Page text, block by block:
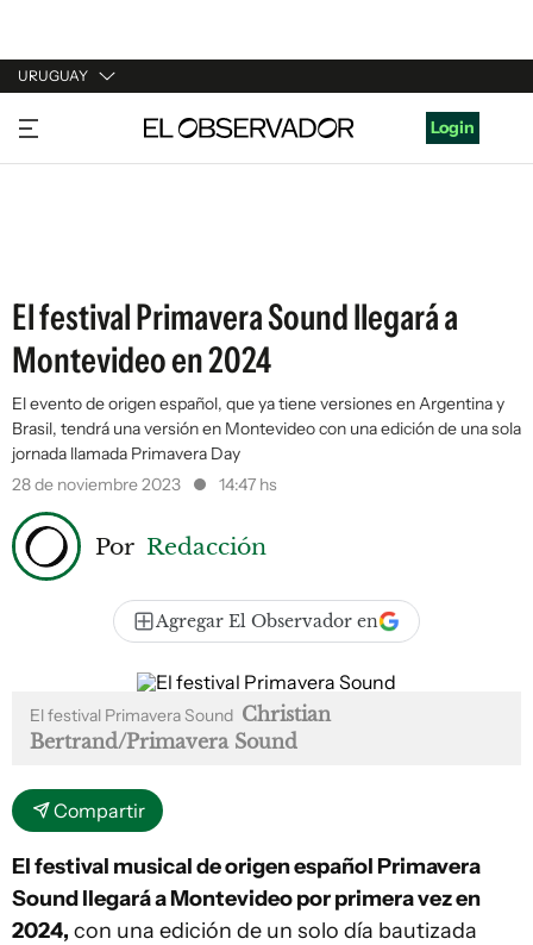
URUGUAY
URUGUAY
ARGENTINA
Login
El festival Primavera Sound llegará a
Montevideo en 2024
El evento de origen español, que ya tiene versiones en Argentina y
Brasil, tendrá una versión en Montevideo con una edición de una sola
jornada llamada Primavera Day
28 de noviembre 2023
14:47 hs
Por Redacción
Agregar El Observador en
El festival Primavera Sound Christian
Bertrand/Primavera Sound
Compartir
El festival musical de origen español Primavera
Sound llegará a Montevideo por primera vez en
2024, con una edición de un solo día bautizada